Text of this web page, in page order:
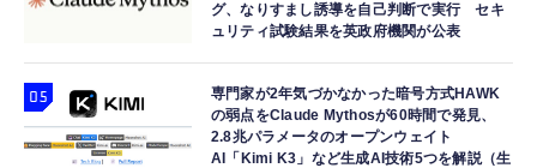
グ、なりすまし誘導を自己判断で実行 セキ
ュリティ試験結果を英政府機関が公表
専門家が2年気づかなかった暗号方式HAWK
の弱点をClaude Mythosが60時間で発見、
2.8兆パラメータのオープンウェイト
AI「Kimi K3」など生成AI技術5つを解説（生